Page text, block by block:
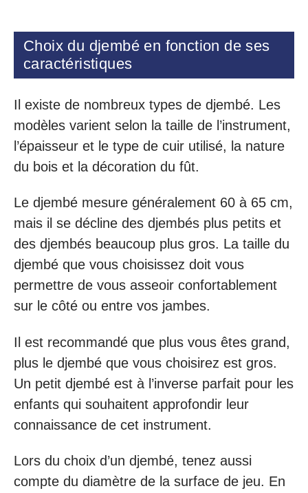
Choix du djembé en fonction de ses
caractéristiques
Il existe de nombreux types de djembé. Les
modèles varient selon la taille de l’instrument,
l’épaisseur et le type de cuir utilisé, la nature
du bois et la décoration du fût.
Le djembé mesure généralement 60 à 65 cm,
mais il se décline des djembés plus petits et
des djembés beaucoup plus gros. La taille du
djembé que vous choisissez doit vous
permettre de vous asseoir confortablement
sur le côté ou entre vos jambes.
Il est recommandé que plus vous êtes grand,
plus le djembé que vous choisirez est gros.
Un petit djembé est à l’inverse parfait pour les
enfants qui souhaitent approfondir leur
connaissance de cet instrument.
Lors du choix d’un djembé, tenez aussi
compte du diamètre de la surface de jeu. En